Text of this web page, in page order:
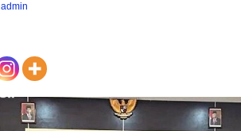
admin